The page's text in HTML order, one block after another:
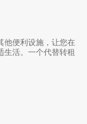
他便利设施，让您在
生活。一个代替转租